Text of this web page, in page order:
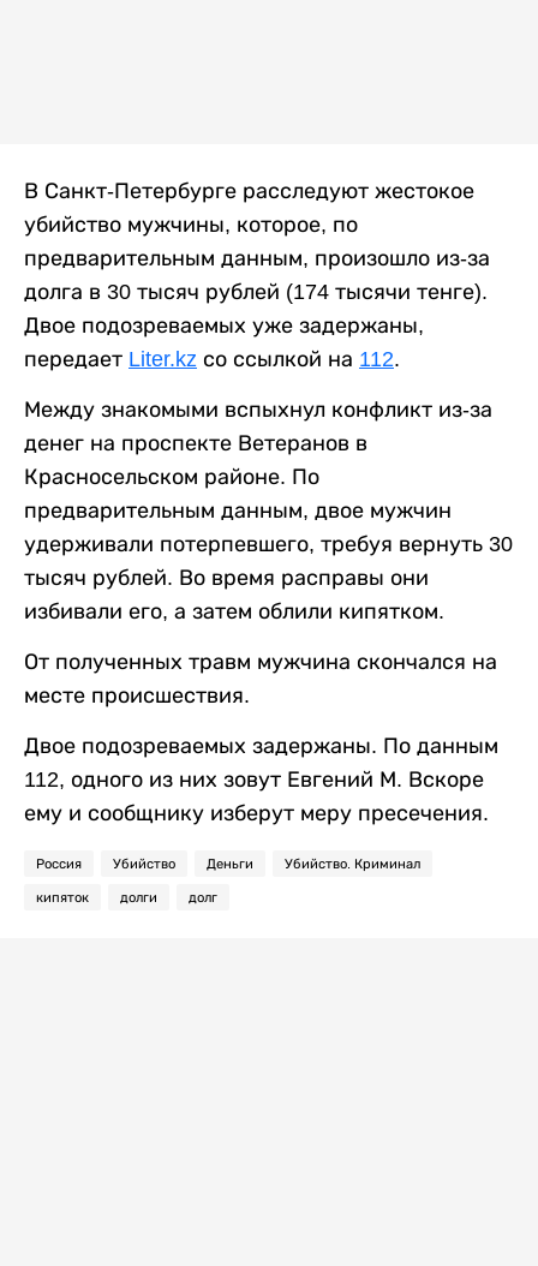
В Санкт-Петербурге расследуют жестокое
убийство мужчины, которое, по
предварительным данным, произошло из-за
долга в 30 тысяч рублей (174 тысячи тенге).
Двое подозреваемых уже задержаны,
передает Liter.kz со ссылкой на 112.
Между знакомыми вспыхнул конфликт из-за
денег на проспекте Ветеранов в
Красносельском районе. По
предварительным данным, двое мужчин
удерживали потерпевшего, требуя вернуть 30
тысяч рублей. Во время расправы они
избивали его, а затем облили кипятком.
От полученных травм мужчина скончался на
месте происшествия.
Двое подозреваемых задержаны. По данным
112, одного из них зовут Евгений М. Вскоре
ему и сообщнику изберут меру пресечения.
Россия Убийство Деньги Убийство. Криминал
кипяток долги долг